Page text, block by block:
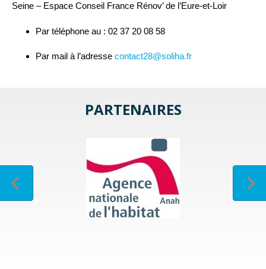
Seine – Espace Conseil France Rénov’ de l’Eure-et-Loir
Par téléphone au : 02 37 20 08 58
Par mail à l’adresse contact28@soliha.fr
PARTENAIRES